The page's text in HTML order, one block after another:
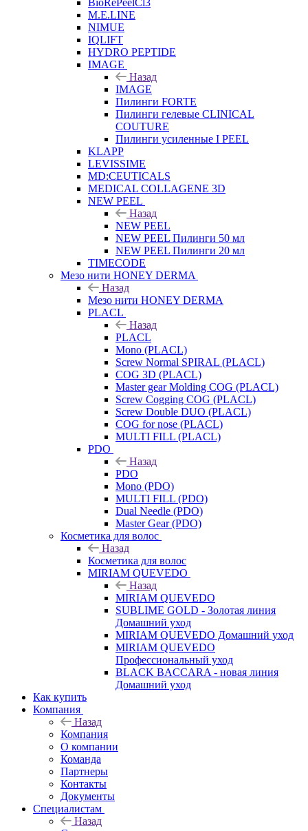
BioRePeelCl3
M.E.LINE
NIMUE
IQLIFT
HYDRO PEPTIDE
IMAGE
Назад
IMAGE
Пилинги FORTE
Пилинги гелевые CLINICAL
COUTURE
Пилинги усиленные I PEEL
KLAPP
LEVISSIME
MD:CEUTICALS
MEDICAL COLLAGENE 3D
NEW PEEL
Назад
NEW PEEL
NEW PEEL Пилинги 50 мл
NEW PEEL Пилинги 20 мл
TIMECODE
Мезо нити HONEY DERMA
Назад
Мезо нити HONEY DERMA
PLACL
Назад
PLACL
Mono (PLACL)
Screw Normal SPIRAL (PLACL)
COG 3D (PLACL)
Master gear Molding COG (PLACL)
Screw Cogging COG (PLACL)
Screw Double DUO (PLACL)
COG for nose (PLACL)
MULTI FILL (PLACL)
PDO
Назад
PDO
Mono (PDO)
MULTI FILL (PDO)
Dual Needle (PDO)
Master Gear (PDO)
Косметика для волос
Назад
Косметика для волос
MIRIAM QUEVEDO
Назад
MIRIAM QUEVEDO
SUBLIME GOLD - Золотая линия
Домашний уход
MIRIAM QUEVEDO Домашний уход
MIRIAM QUEVEDO
Профессиональный уход
BLACK BACCARA - новая линия
Домашний уход
Как купить
Компания
Назад
Компания
О компании
Команда
Партнеры
Контакты
Документы
Специалистам
Назад